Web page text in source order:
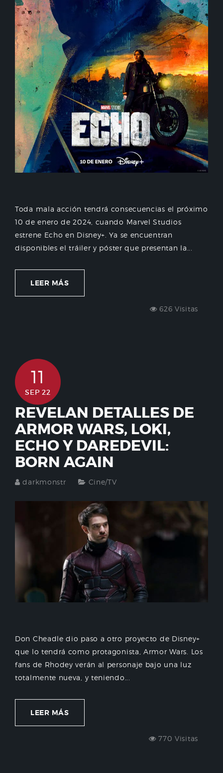
Toda mala acción tendrá consecuencias el próximo
10 de enero de 2024, cuando Marvel Studios
estrene Echo en Disney+. Ya se encuentran
disponibles el tráiler y póster que presentan la...
LEER MÁS
626 Visitas
11
SEP 22
REVELAN DETALLES DE
ARMOR WARS, LOKI,
ECHO Y DAREDEVIL:
BORN AGAIN
darkmonstr Cine/TV
Don Cheadle dio paso a otro proyecto de Disney+
que lo tendrá como protagonista, Armor Wars. Los
fans de Rhodey verán al personaje bajo una luz
totalmente nueva, y teniendo...
LEER MÁS
770 Visitas